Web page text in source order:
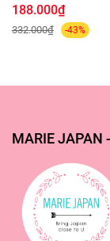
188.000₫
332.000₫ -43%
MARIE JAPAN